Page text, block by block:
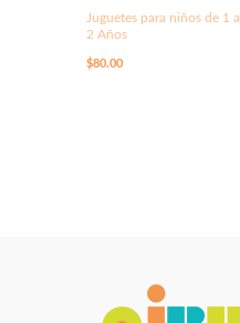
Juguetes para niños de 1 a
2 Años
$80.00